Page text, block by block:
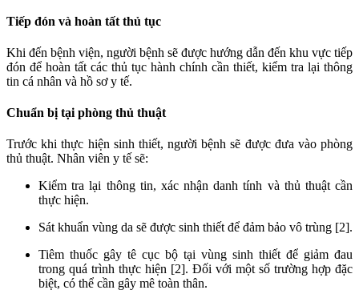
Tiếp đón và hoàn tất thủ tục
Khi đến bệnh viện, người bệnh sẽ được hướng dẫn đến khu vực tiếp
đón để hoàn tất các thủ tục hành chính cần thiết, kiểm tra lại thông
tin cá nhân và hồ sơ y tế.
Chuẩn bị tại phòng thủ thuật
Trước khi thực hiện sinh thiết, người bệnh sẽ được đưa vào phòng
thủ thuật. Nhân viên y tế sẽ:
Kiểm tra lại thông tin, xác nhận danh tính và thủ thuật cần
thực hiện.
Sát khuẩn vùng da sẽ được sinh thiết để đảm bảo vô trùng [2].
Tiêm thuốc gây tê cục bộ tại vùng sinh thiết để giảm đau
trong quá trình thực hiện [2]. Đối với một số trường hợp đặc
biệt, có thể cần gây mê toàn thân.